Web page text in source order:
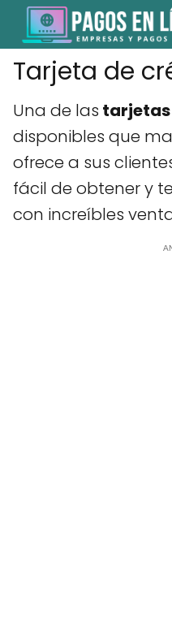
Tarjeta de
Una de las
disponibles que
ofrece a sus
fácil de obtener y
con increíbles